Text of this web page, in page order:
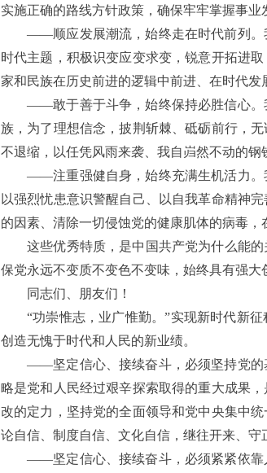
实施正确的路线方针政策，确保牢牢掌握事业
——顺应发展潮流，始终走在时代前列。
时代主题，积极识变应变求变，锐意开拓进
家和民族在历史前进的逻辑中前进、在时代发
——敢于善于斗争，始终保持必胜信心。
族，为了理想信念，披荆斩棘、砥砺前行，
不退缩，以任凭风雨来袭、我自岿然不动的钢
——注重强健自身，始终充满生机活力。
以强烈忧患意识警醒自己、以自我革命精神
的因素、清除一切侵蚀党的健康肌体的病毒，
这些优秀特质，是中国共产党为什么能
保党永远不变质不变色不变味，始终具有强大
同志们、朋友们！
“功崇惟志，业广惟勤。”实现新时代新
创造无愧于时代和人民的新业绩。
——坚定信心、接续奋斗，必须坚持党的
略是党和人民经过艰辛探索取得的重大成果
改的定力，坚持党的全面领导和党中央集中
论自信、制度自信、文化自信，继往开来、守
——坚定信心、接续奋斗，必须紧紧依靠